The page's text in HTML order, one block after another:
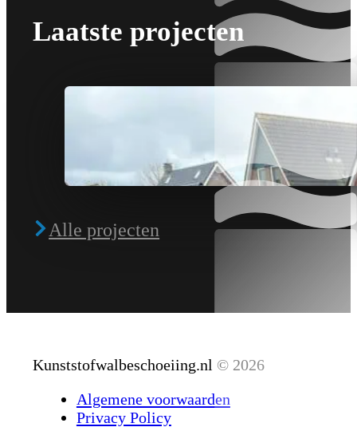
Laatste projecten
Alle projecten
Kunststofwalbeschoeiing.nl © 2026
Algemene voorwaarden
Privacy Policy